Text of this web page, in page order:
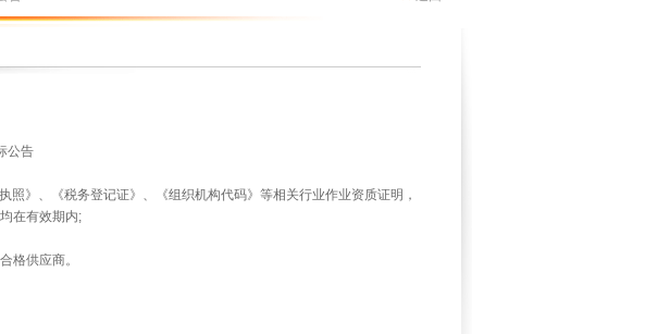
公告
》、《税务登记证》、《组织机构代码》等相关行业作业资质证明，
在有效期内;
格供应商。